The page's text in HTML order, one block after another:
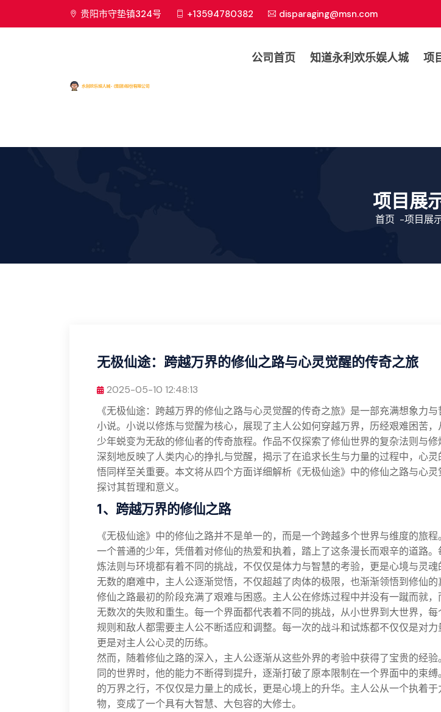
贵阳市守垫镇324号 +13594780382 disparaging@msn.com
公司首页 知道永利欢乐娱人城 项
项目展
首页 -项目展
无极仙途：跨越万界的修仙之路与心灵觉醒的传奇之旅
2025-05-10 12:48:13
《无极仙途：跨越万界的修仙之路与心灵觉醒的传奇之旅》是一部充满想象力
小说。小说以修炼与觉醒为核心，展现了主人公如何穿越万界，历经艰难困苦，
少年蜕变为无敌的修仙者的传奇旅程。作品不仅探索了修仙世界的复杂法则与修
深刻地反映了人类内心的挣扎与觉醒，揭示了在追求长生与力量的过程中，心灵
悟同样至关重要。本文将从四个方面详细解析《无极仙途》中的修仙之路与心灵
探讨其哲理和意义。
1、跨越万界的修仙之路
《无极仙途》中的修仙之路并不是单一的，而是一个跨越多个世界与维度的旅
一个普通的少年，凭借着对修仙的热爱和执着，踏上了这条漫长而艰辛的道路
炼法则与环境都有着不同的挑战，不仅仅是体力与智慧的考验，更是心境与灵魂
无数的磨难中，主人公逐渐觉悟，不仅超越了肉体的极限，也渐渐领悟到修仙的
修仙之路最初的阶段充满了艰难与困惑。主人公在修炼过程中并没有一蹴而就，
无数次的失败和重生。每一个界面都代表着不同的挑战，从小世界到大世界，每
规则和敌人都需要主人公不断适应和调整。每一次的战斗和试炼都不仅仅是对力
更是对主人公心灵的历练。
然而，随着修仙之路的深入，主人公逐渐从这些外界的考验中获得了宝贵的经验
同的世界时，他的能力不断得到提升，逐渐打破了原本限制在一个界面中的束
的万界之行，不仅仅是力量上的成长，更是心境上的升华。主人公从一个执着于
物，变成了一个具有大智慧、大包容的大修士。